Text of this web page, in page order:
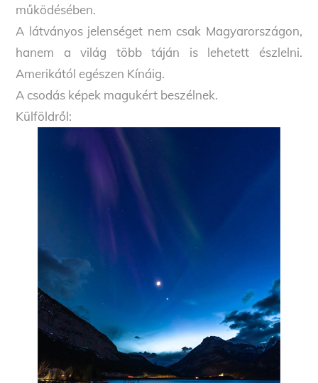
működésében.
A látványos jelenséget nem csak Magyarországon,
hanem a világ több táján is lehetett észlelni.
Amerikától egészen Kínáig.
A csodás képek magukért beszélnek.
Külföldről: